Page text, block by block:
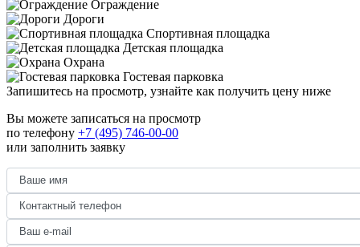
Ограждение
Дороги
Спортивная площадка
Детская площадка
Охрана
Гостевая парковка
Запишитесь на просмотр, узнайте как получить цену ниже
Вы можете записаться на просмотр
по телефону +7 (495) 746-00-00
или заполнить заявку